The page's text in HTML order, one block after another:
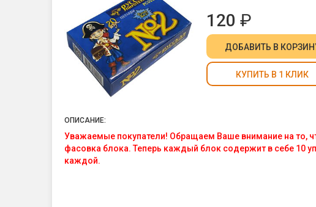
120 ₽
ДОБАВИТЬ В
КУПИТЬ В 1 КЛИК
ОПИСАНИЕ:
Уважаемые покупатели! Обращаем Ваше внимание на то,
фасовка блока. Теперь каждый блок содержит в себе 10
каждой.